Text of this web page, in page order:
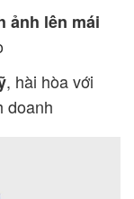
ảnh lên mái
, hài hòa với
doanh